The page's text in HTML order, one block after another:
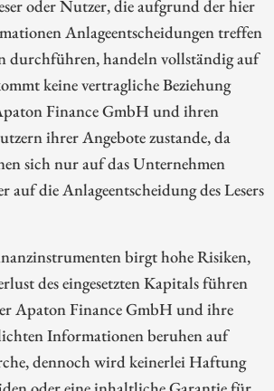
oder Nutzer, die aufgrund der hier
Anlageentscheidungen treffen
durchführen, handeln vollständig auf
keine vertragliche Beziehung
Finance GmbH und ihren
ihrer Angebote zustande, da
sich nur auf das Unternehmen
auf die Anlageentscheidung des Lesers
birgt hohe Risiken,
des eingesetzten Kapitals führen
Apaton Finance GmbH und ihre
Informationen beruhen auf
dennoch wird keinerlei Haftung